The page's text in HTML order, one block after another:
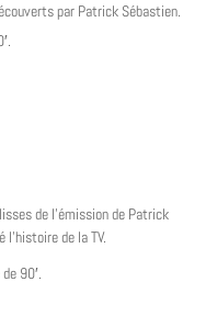
par Patrick Sébastien.
de l’émission de Patrick
l’histoire de la TV.
90′.